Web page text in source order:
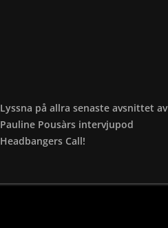
Lyssna på allra senaste avsnittet av
Pauline Pousàrs intervjupod
Headbangers Call!